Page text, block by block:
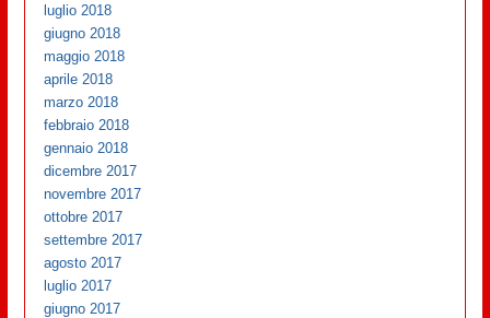
luglio 2018
giugno 2018
maggio 2018
aprile 2018
marzo 2018
febbraio 2018
gennaio 2018
dicembre 2017
novembre 2017
ottobre 2017
settembre 2017
agosto 2017
luglio 2017
giugno 2017